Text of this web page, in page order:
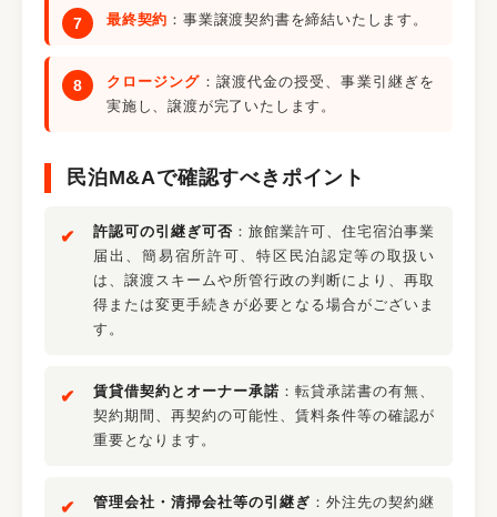
最終契約 ：事業譲渡契約書を締結いたします。
クロージング ：譲渡代金の授受、事業引継ぎを
実施し、譲渡が完了いたします。
民泊M&Aで確認すべきポイント
許認可の引継ぎ可否 ：旅館業許可、住宅宿泊事業
届出、簡易宿所許可、特区民泊認定等の取扱い
は、譲渡スキームや所管行政の判断により、再取
得または変更手続きが必要となる場合がございま
す。
賃貸借契約とオーナー承諾 ：転貸承諾書の有無、
契約期間、再契約の可能性、賃料条件等の確認が
重要となります。
管理会社・清掃会社等の引継ぎ ：外注先の契約継